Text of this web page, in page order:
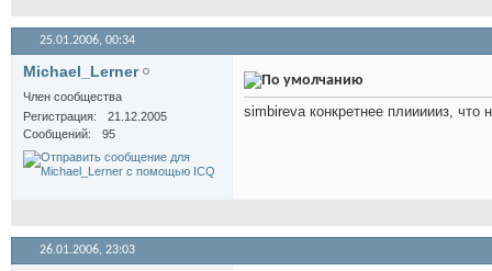
25.01.2006, 00:34
Michael_Lerner
Член сообщества
Регистрация
21.12.2005
Сообщений
95
simbireva конкретнее плиииииз,
26.01.2006, 23:03